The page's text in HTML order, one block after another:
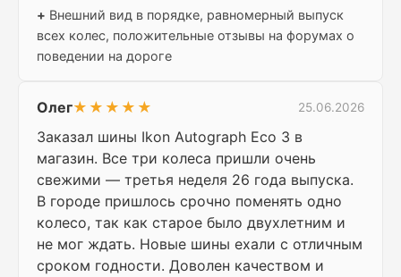
+ Внешний вид в порядке, равномерный выпуск
всех колес, положительные отзывы на форумах о
поведении на дороге
Олег★★★★★ 25.06.2026
Заказал шины Ikon Autograph Eco 3 в
магазин. Все три колеса пришли очень
свежими — третья неделя 26 года выпуска.
В городе пришлось срочно поменять одно
колесо, так как старое было двухлетним и
не мог ждать. Новые шины ехали с отличным
сроком годности. Доволен качеством и